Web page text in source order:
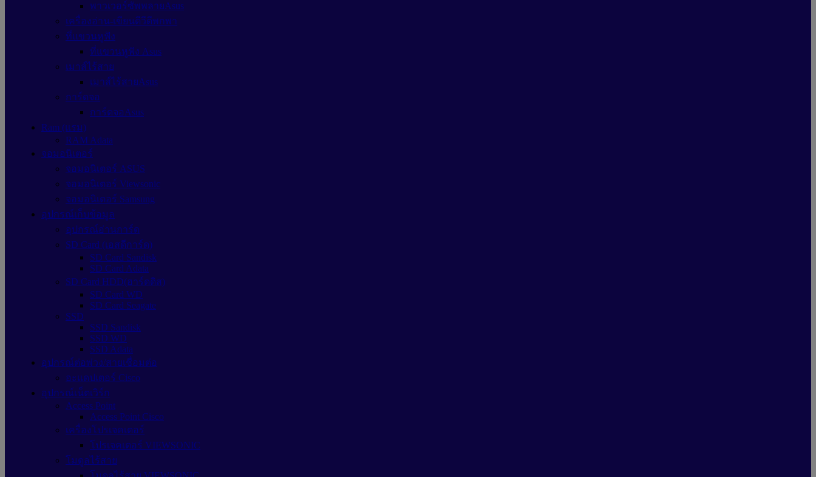
พาวเวอร์ซัพพลายAsus
เครื่องอ่าน-เขียนดีวีดีพกพา
ที่แขวนหูฟัง
ที่แขวนหูฟัง Asus
เมาส์ไร้สาย
เมาส์ไร้สายAsus
การ์ดจอ
การ์ดจอAsus
Ram (แรม)
RAM Adata
จอมอนิเตอร์
จอมอนิเตอร์ ASUS
จอมอนิเตอร์ Viewsonic
จอมอนิเตอร์ Samsung
อุปกรณ์เก็บข้อมูล
อุปกรณ์อ่านการ์ด
SD Card (เอสดีการ์ด)
SD Card Sandisk
SD Card Adata
SD Card HDD(ฮาร์ดดิส)
SD Card WD
SD Card Seagate
SSD
SSD Sandisk
SSD WD
SSD Adata
อุปกรณ์ต่อพ่วง/สายเชื่อมต่อ
อะแดปเตอร์ Cisco
อุปกรณ์เน็ตเวิร์ก
Access Point
Access Point Cisco
เครื่องโปรเจคเตอร์
โปรเจคเตอร์ VIEWSONIC
โมดูลไร้สาย